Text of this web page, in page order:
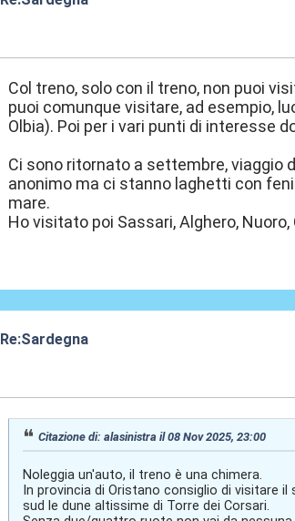
Col treno, solo con il treno, non puoi
puoi comunque visitare, ad esempio,
Olbia). Poi per i vari punti di interesse
Ci sono ritornato a settembre, viaggio
anonimo ma ci stanno laghetti con
mare.
Ho visitato poi Sassari, Alghero,
Re:Sardegna
Citazione di: alasinistra il 08 Nov 2025, 23:00
Noleggia un'auto, il treno è una chimera.
In provincia di Oristano consiglio di visitare
sud le dune altissime di Torre dei Corsari.